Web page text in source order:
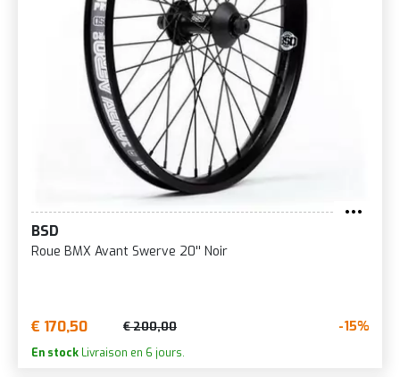
BSD
Roue BMX Avant Swerve 20'' Noir
€ 170,50 € 200,00 -15%
En stock Livraison en 6 jours.